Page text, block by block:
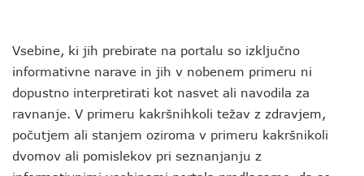
Vsebine, ki jih prebirate na portalu so izključno
informativne narave in jih v nobenem primeru ni
dopustno interpretirati kot nasvet ali navodila za
ravnanje. V primeru kakršnihkoli težav z zdravjem,
počutjem ali stanjem oziroma v primeru kakršnikoli
dvomov ali pomislekov pri seznanjanju z